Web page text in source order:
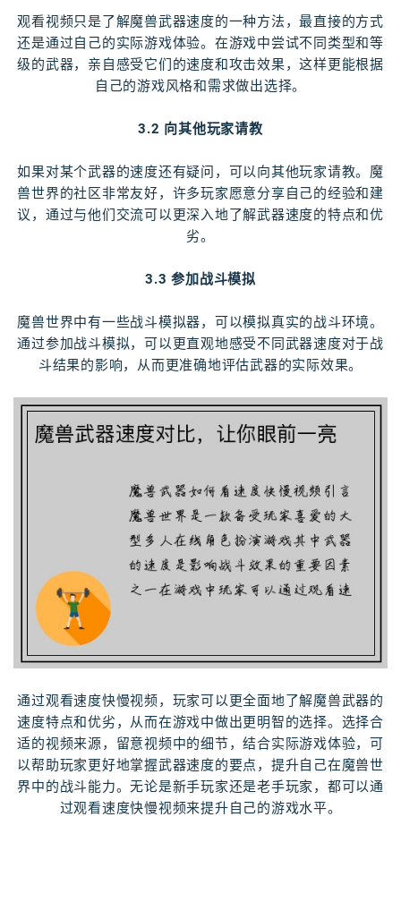
观看视频只是了解魔兽武器速度的一种方法，最直接的方式
还是通过自己的实际游戏体验。在游戏中尝试不同类型和等
级的武器，亲自感受它们的速度和攻击效果，这样更能根据
自己的游戏风格和需求做出选择。
3.2 向其他玩家请教
如果对某个武器的速度还有疑问，可以向其他玩家请教。魔
兽世界的社区非常友好，许多玩家愿意分享自己的经验和建
议，通过与他们交流可以更深入地了解武器速度的特点和优
劣。
3.3 参加战斗模拟
魔兽世界中有一些战斗模拟器，可以模拟真实的战斗环境。
通过参加战斗模拟，可以更直观地感受不同武器速度对于战
斗结果的影响，从而更准确地评估武器的实际效果。
通过观看速度快慢视频，玩家可以更全面地了解魔兽武器的
速度特点和优劣，从而在游戏中做出更明智的选择。选择合
适的视频来源，留意视频中的细节，结合实际游戏体验，可
以帮助玩家更好地掌握武器速度的要点，提升自己在魔兽世
界中的战斗能力。无论是新手玩家还是老手玩家，都可以通
过观看速度快慢视频来提升自己的游戏水平。